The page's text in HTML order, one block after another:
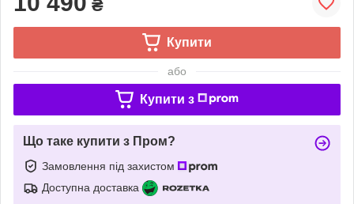
₴
Купити
або
Купити з
Що таке купити з Пром?
Замовлення під захистом
Доступна доставка